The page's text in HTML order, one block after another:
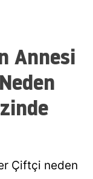
Annesi
Çiftçi neden